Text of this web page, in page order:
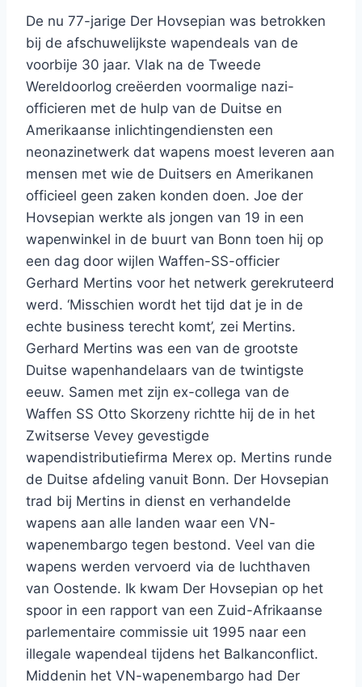
De nu 77-jarige Der Hovsepian was betrokken
bij de afschuwelijkste wapendeals van de
voorbije 30 jaar. Vlak na de Tweede
Wereldoorlog creëerden voormalige nazi-
officieren met de hulp van de Duitse en
Amerikaanse inlichtingendiensten een
neonazinetwerk dat wapens moest leveren aan
mensen met wie de Duitsers en Amerikanen
officieel geen zaken konden doen. Joe der
Hovsepian werkte als jongen van 19 in een
wapenwinkel in de buurt van Bonn toen hij op
een dag door wijlen Waffen-SS-officier
Gerhard Mertins voor het netwerk gerekruteerd
werd. ‘Misschien wordt het tijd dat je in de
echte business terecht komt’, zei Mertins.
Gerhard Mertins was een van de grootste
Duitse wapenhandelaars van de twintigste
eeuw. Samen met zijn ex-collega van de
Waffen SS Otto Skorzeny richtte hij de in het
Zwitserse Vevey gevestigde
wapendistributiefirma Merex op. Mertins runde
de Duitse afdeling vanuit Bonn. Der Hovsepian
trad bij Mertins in dienst en verhandelde
wapens aan alle landen waar een VN-
wapenembargo tegen bestond. Veel van die
wapens werden vervoerd via de luchthaven
van Oostende. Ik kwam Der Hovsepian op het
spoor in een rapport van een Zuid-Afrikaanse
parlementaire commissie uit 1995 naar een
illegale wapendeal tijdens het Balkanconflict.
Middenin het VN-wapenembargo had Der